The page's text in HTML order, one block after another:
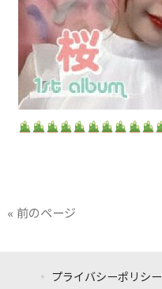
« 前のページ
プライバシーポリシー